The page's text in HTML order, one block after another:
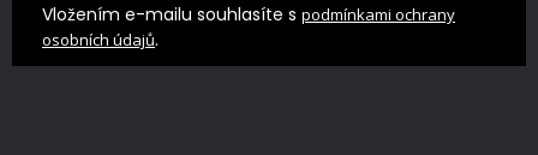
Vložením e-mailu souhlasíte s podmínkami ochrany
osobních údajů.